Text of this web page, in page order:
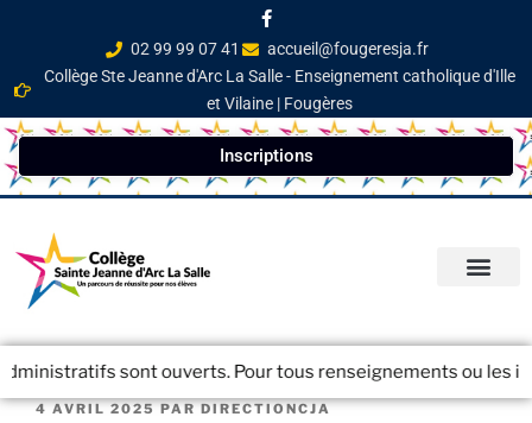
02 99 99 07 41
accueil@fougeresja.fr
Collège Ste Jeanne d'Arc La Salle - Enseignement catholique d'Ille
et Vilaine | Fougères
Inscriptions
sont ouverts. Pour tous renseignements ou les
4 AVRIL 2025PARDIRECTIONCJA